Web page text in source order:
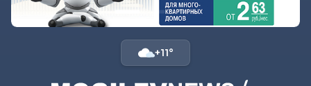
+11°